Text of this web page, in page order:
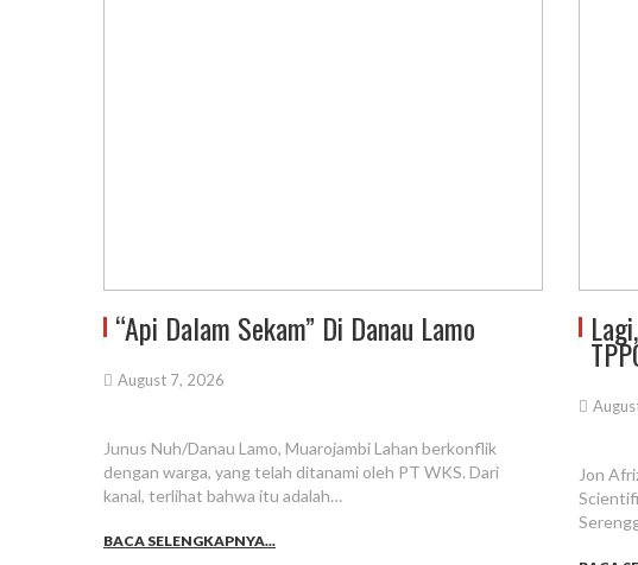
“Api Dalam Sekam” Di Danau Lamo
August 7, 2026
Junus Nuh/Danau Lamo, Muarojambi Lahan berkonflik
dengan warga, yang telah ditanami oleh PT WKS. Dari
kanal, terlihat bahwa itu adalah…
BACA SELENGKAPNYA...
Jon